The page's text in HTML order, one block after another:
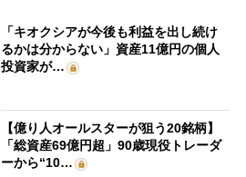
「キオクシアが今後も利益を出し続け
るかは分からない」資産11億円の個人
投資家が…
【億り人オールスターが狙う20銘柄】
「総資産69億円超」90歳現役トレーダ
ーから“10…